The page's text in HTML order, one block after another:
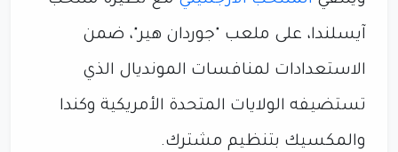
آيسلندا، على ملعب "جوردان هير"، ضمن
الاستعدادات لمنافسات المونديال الذي
تستضيفه الولايات المتحدة الأمريكية وكندا
والمكسيك بتنظيم مشترك.